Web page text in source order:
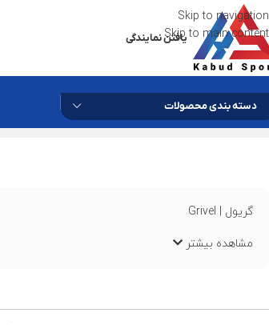
Skip to navigation
Skip to main contentیافتن نمایندگی
دسته بندی محصولات
گریول | Grivel
مشاهده بیشتر